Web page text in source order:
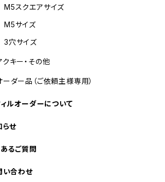
M5スクエアサイズ
M5サイズ
3穴サイズ
クキー・その他
ーダー品（ご依頼主様専用）
ィルオーダーについて
らせ
あるご質問
い合わせ